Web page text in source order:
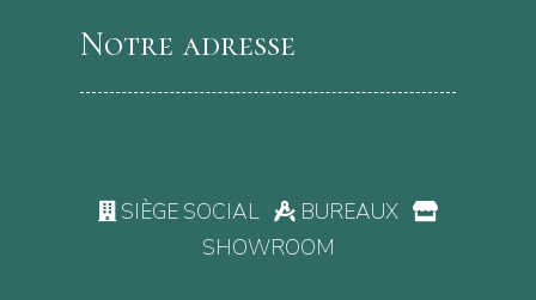
Notre adresse
SIÈGE SOCIAL
BUREAUX
SHOWROOM